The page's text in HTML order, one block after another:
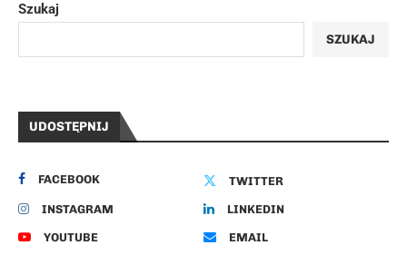
Szukaj
SZUKAJ
UDOSTĘPNIJ
FACEBOOK TWITTER
INSTAGRAM LINKEDIN
YOUTUBE EMAIL